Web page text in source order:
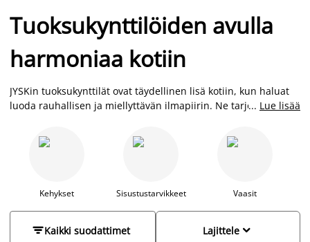
Tuoksukynttilöiden avulla
harmoniaa kotiin
JYSKin tuoksukynttilät ovat täydellinen lisä kotiin, kun haluat
luoda rauhallisen ja miellyttävän ilmapiirin. Ne tarjoavat
muuttaa kodin tunnelmaa eri tilanteisiin. Tuoksukynttilät ovat
loistava tapa lisätä lämpöä ja kodikkuutta, ja ne luovat kauniin
... Lue lisää
Kehykset Sisustustarvikkeet Vaasit
Kaikki suodattimet 
Lajittele